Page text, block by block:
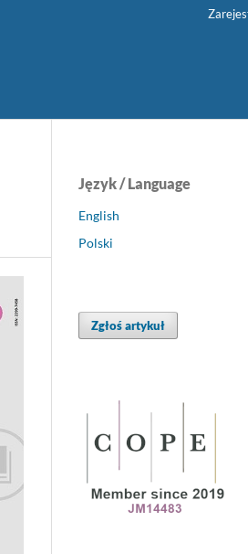
Język / Language
English
Polski
Zgłoś artykuł